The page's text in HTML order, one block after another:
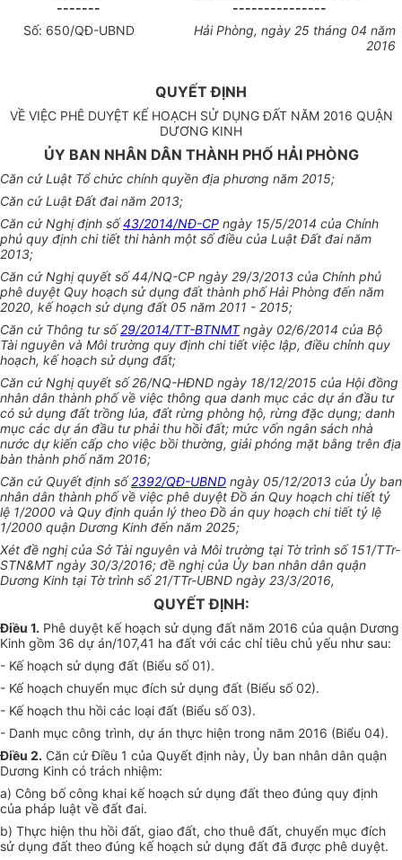
-------
---------------
Số: 650/QĐ-UBND Hải Phòng, ngày 25 tháng 04 năm
2016
QUYẾT ĐỊNH
VỀ VIỆC PHÊ DUYỆT KẾ HOẠCH SỬ DỤNG ĐẤT NĂM 2016 QUẬN
DƯƠNG KINH
ỦY BAN NHÂN DÂN THÀNH PHỐ HẢI PHÒNG
Căn cứ Luật Tổ chức chính quyền địa phương năm 2015;
Căn cứ Luật Đất đai năm 2013;
Căn cứ Nghị định số43/2014/NĐ-CP ngày 15/5/2014 của Chính
phủ quy định chi tiết thi hành một số điều của Luật Đất đai năm
2013;
Căn cứ Nghị quyết số 44/NQ-CP ngày 29/3/2013 của Chính phủ
phê duyệt Quy hoạch sử dụng đất thành phố Hải Phòng đến năm
2020, kế hoạch sử dụng đất 05 năm 2011 - 2015;
Căn cứ Thông tư số29/2014/TT-BTNMTngày 02/6/2014 của Bộ
Tài nguyên và Môi trường quy định chi tiết việc lập, điều chỉnh quy
hoạch, kế hoạch sử dụng đất;
Căn cứ Nghị quyết số 26/NQ-HĐND ngày 18/12/2015 của Hội đồng
nhân dân thành phố về việc thông qua danh mục các dự án đầu tư
có sử dụng đất trồng lúa, đất rừng phòng hộ, rừng đặc dụng; danh
mục các dự án đầu tư phải thu hồi đất; mức vốn ngân sách nhà
nước dự kiến cấp cho việc bồi thường, giải phóng mặt bằng trên địa
bàn thành phố năm 2016;
Căn cứ Quyết định số2392/QĐ-UBND ngày 05/12/2013 của Ủy ban
nhân dân thành phố về việc phê duyệt Đồ án Quy hoạch chi tiết tỷ
lệ 1/2000 và Quy định quản lý theo Đồ án quy hoạch chi tiết tỷ lệ
1/2000 quận Dương Kinh đến năm 2025;
Xét đề nghị của Sở Tài nguyên và Môi trường tại Tờ trình số 151/TTr-
STN&MT ngày 30/3/2016; đề nghịcủa Ủy ban nhân dân quận
Dương Kinh tại Tờ trình số 21/TTr-UBND ngày 23/3/2016,
QUYẾT ĐỊNH:
Điều 1. Phê duyệt kế hoạch sử dụng đất năm 2016 của quận Dương
Kinh gồm 36 dự án/107,41 ha đất với các chỉ tiêu chủ yếu như sau:
- Kế hoạch sử dụng đất (Biểu số 01).
- Kế hoạch chuyển mục đích sử dụng đất (Biểu số 02).
- Kế hoạch thu hồi các loại đất (Biểu số 03).
- Danh mục công trình, dự án thực hiện trong năm 2016 (Biểu 04).
Điều 2. Căn cứ Điều 1 của Quyết định này, Ủy ban nhân dân quận
Dương Kinh có trách nhiệm:
a) Công bố công khai kế hoạch sử dụng đất theo đúng quy định
của pháp luật về đất đai.
b) Thực hiện thu hồi đất, giao đất, cho thuê đất, chuyển mục đích
sử dụng đất theo đúng kế hoạch sử dụng đất đã được phê duyệt.